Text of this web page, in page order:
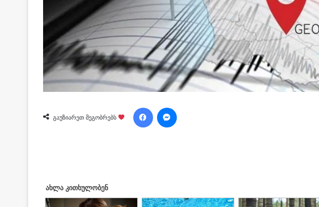
გაუზიარეთ მეგობრებს
Facebook